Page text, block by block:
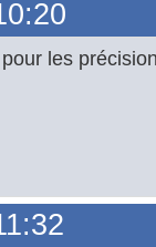
les